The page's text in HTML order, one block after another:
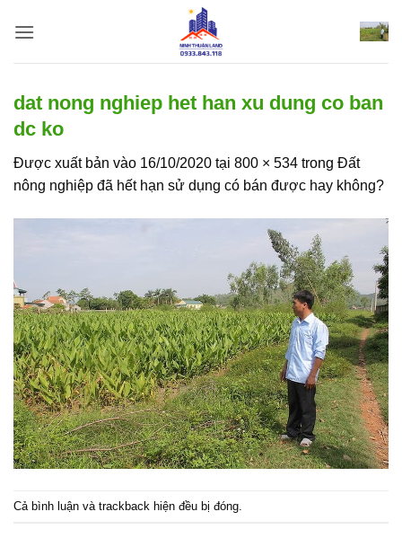
qua
dat nong nghiep het han xu dung co ban
dc ko
Được xuất bản vào 16/10/2020 tại 800 × 534 trong Đất
nông nghiệp đã hết hạn sử dụng có bán được hay không?
Cả bình luận và trackback hiện đều bị đóng.